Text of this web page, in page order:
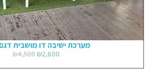
מערכת ישיבה דו מושבית
₪4,500 ₪2,800